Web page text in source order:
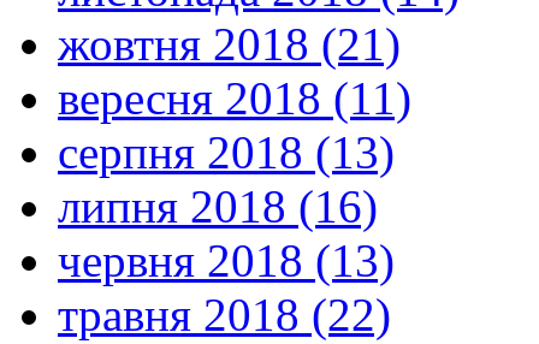
жовтня 2018 (21)
вересня 2018 (11)
серпня 2018 (13)
липня 2018 (16)
червня 2018 (13)
травня 2018 (22)